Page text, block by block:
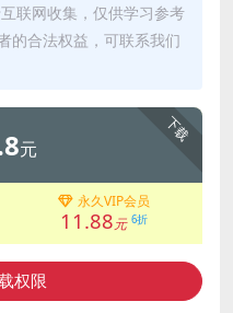
联网收集，仅供学习参考
的合法权益，可联系我们
下载
元
永久VIP会员
11.88元 6折
权限